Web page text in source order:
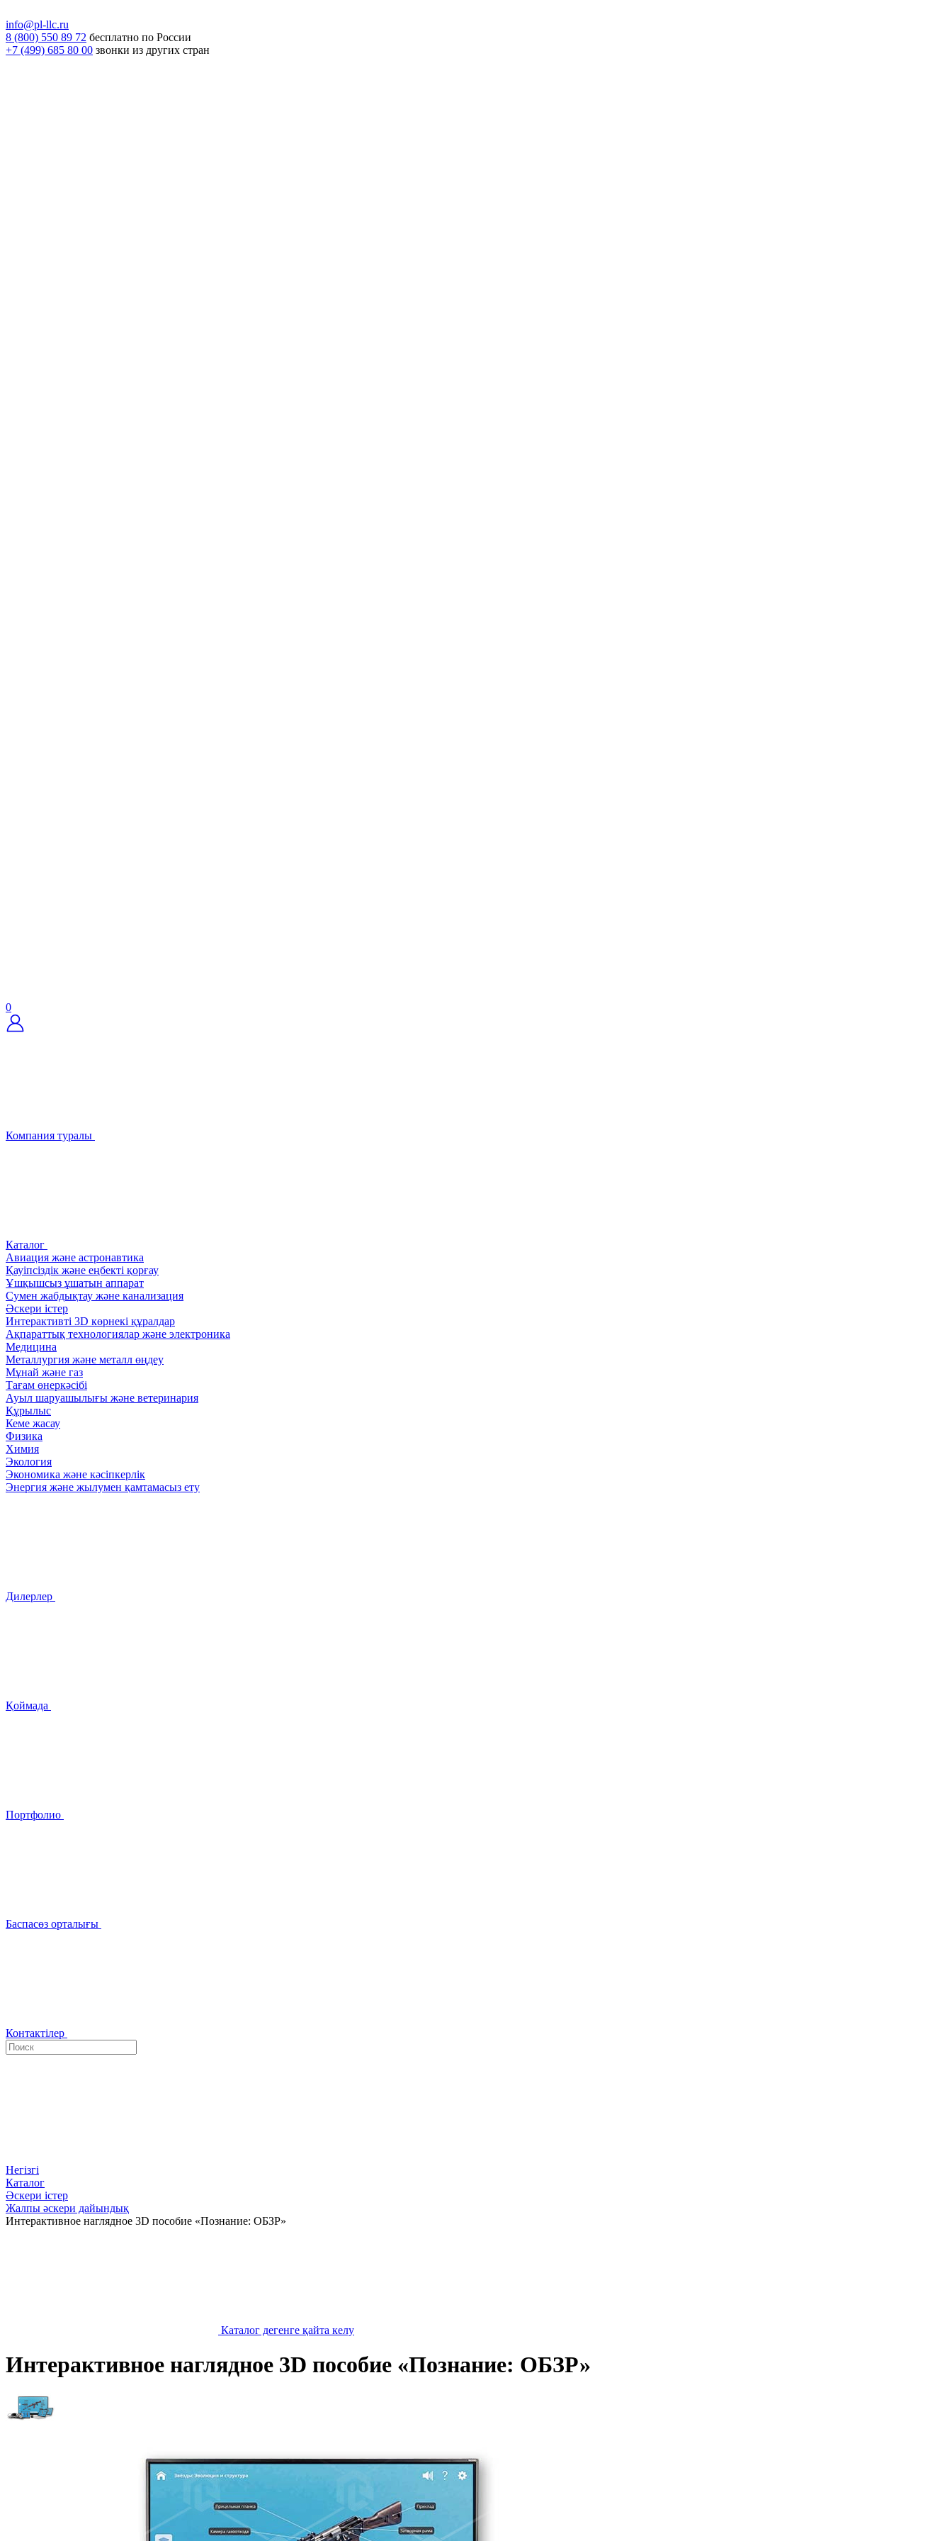
info@pl-llc.ru
8 (800) 550 89 72 бесплатно по России
+7 (499) 685 80 00 звонки из других стран
0
Компания туралы
Каталог
Авиация және астронавтика
Қауіпсіздік және еңбекті қорғау
Ұшқышсыз ұшатын аппарат
Сумен жабдықтау және канализация
Әскери істер
Интерактивті 3D көрнекі құралдар
Ақпараттық технологиялар және электроника
Медицина
Металлургия және металл өңдеу
Мұнай және газ
Тағам өнеркәсібі
Ауыл шаруашылығы және ветеринария
Құрылыс
Кеме жасау
Физика
Химия
Экология
Экономика және кәсіпкерлік
Энергия және жылумен қамтамасыз ету
Дилерлер
Қоймада
Портфолио
Баспасөз орталығы
Контактілер
Негізгі
Каталог
Әскери істер
Жалпы әскери дайындық
Интерактивное наглядное 3D пособие «Познание: ОБЗР»
Каталог дегенге қайта келу
Интерактивное наглядное 3D пособие «Познание: ОБЗР»